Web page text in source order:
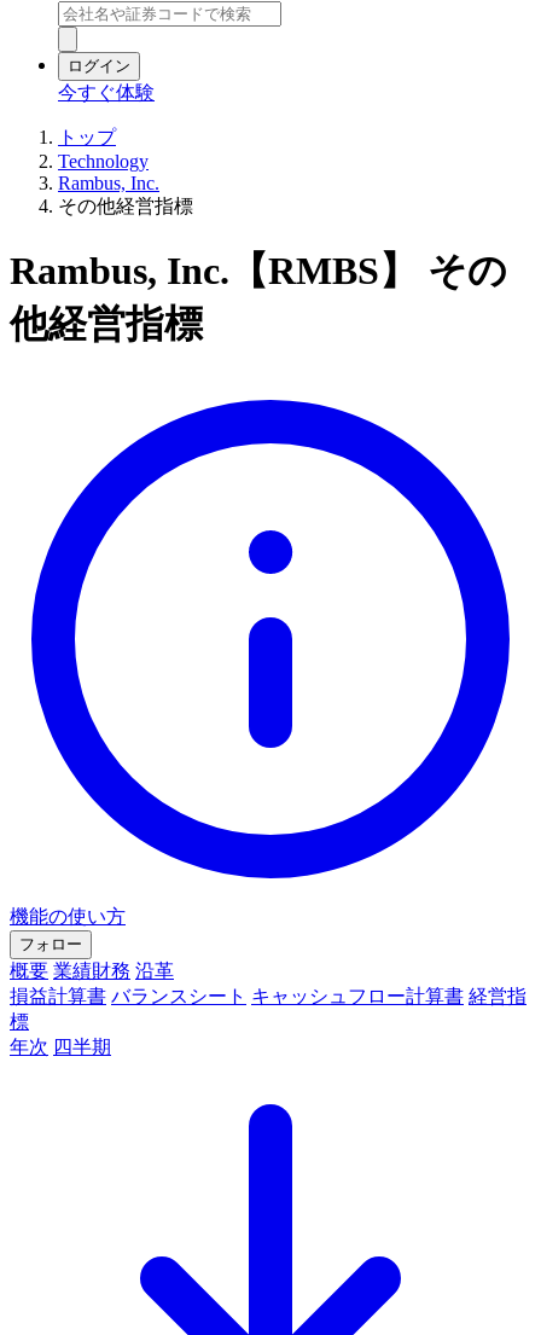
ログイン
今すぐ体験
トップ
Technology
Rambus, Inc.
その他経営指標
Rambus, Inc.【RMBS】 その
他経営指標
機能の使い方
フォロー
概要 業績財務 沿革
損益計算書 バランスシート キャッシュフロー計算書 経営指
標
年次 四半期